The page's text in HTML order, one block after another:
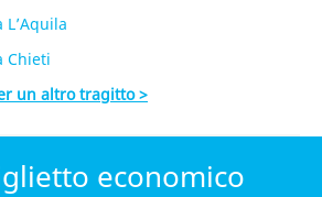
L’Aquila
Chieti
un altro tragitto >
economico